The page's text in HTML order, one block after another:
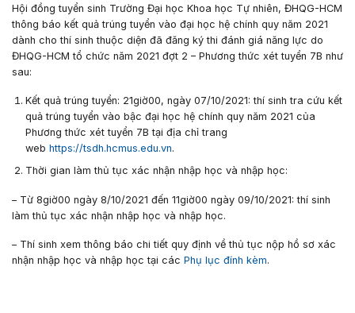
Hội đồng tuyển sinh Trường Đại học Khoa học Tự nhiên, ĐHQG-HCM
thông báo kết quả trúng tuyển vào đại học hệ chính quy năm 2021
dành cho thí sinh thuộc diện đã đăng ký thi đánh giá năng lực do
ĐHQG-HCM tổ chức năm 2021 đợt 2 – Phương thức xét tuyển 7B như
sau:
Kết quả trúng tuyển: 21giờ00, ngày 07/10/2021:thí sinh tra cứu kết
quả trúng tuyển vào bậc đại học hệ chính quy năm 2021 của
Phương thức xét tuyển 7B tại địa chỉ trang
web https://tsdh.hcmus.edu.vn.
Thời gian làm thủ tục xác nhận nhập học và nhập học:
– Từ 8giờ00 ngày 8/10/2021 đến 11giờ00 ngày 09/10/2021:thí sinh
làm thủ tục xác nhận nhập học và nhập học.
– Thí sinh xem thông báo chi tiết quy định về thủ tục nộp hồ sơ xác
nhận nhập học và nhập học tại các Phụ lục đính kèm.